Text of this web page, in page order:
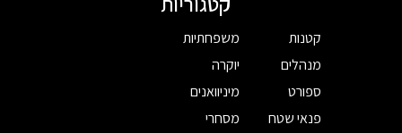
קטנות
מנהלים
ספורט
פנאי שטח
משפחתיות
יוקרה
מיניוואנים
מסחרי